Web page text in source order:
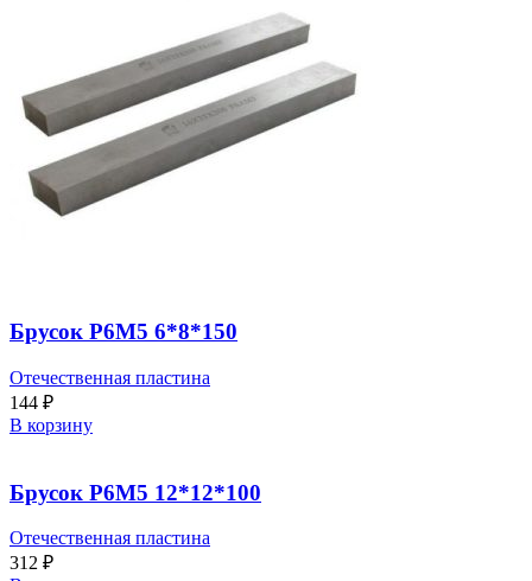
Брусок Р6М5 6*8*150
Отечественная пластина
144 ₽
В корзину
Брусок Р6М5 12*12*100
Отечественная пластина
312 ₽